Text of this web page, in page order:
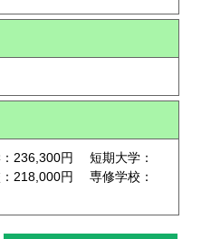
236,300円 短期大学：
218,000円 専修学校：